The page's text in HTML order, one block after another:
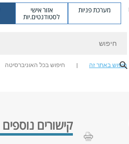
מערכת פניות אזור אישי
לסטודנטים.יות
חיפוש באתר זה חיפוש בכל האוניברסיטה
קישורים נוספים